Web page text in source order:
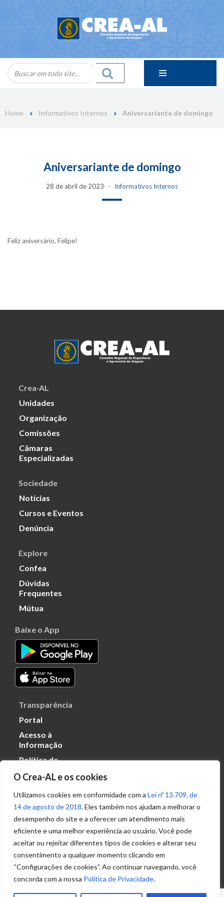
O Crea-AL e os cookies
Utilizamos cookies em conformidade com a Lei nº 13.709, de
14 de agosto de 2018. Eles também nos ajudam a melhorar o
desempenho do site e a oferecer um atendimento mais
eficiente e uma melhor experiência ao usuário. Você pode
aceitar ou rejeitar diferentes tipos de cookies e alterar seu
consentimento a qualquer momento clicando em
“Configurações de cookies”. Ao continuar navegando, você
concorda com a nossa Política de Privacidade.
Home Informativos Internos Aniversariante de domingo
Aniversariante de domingo
28 de abril de 2023 Informativos Internos
Feliz aniversário, Felipe!
Crea-AL
Unidades
Organização
Comissões
Câmaras
Especializadas
Sociedade
Notícias
Cursos e Eventos
Denúncia
Explore
Confea
Dúvidas
Frequentes
Mútua
Baixe o App
Transparência
Portal
Acesso à
Informação
Política de
Dados
Ouvidoria
(82) 2123 0864
ouvidoria@crea-al.org.br
Fale Conosco
(82) 2123 0866